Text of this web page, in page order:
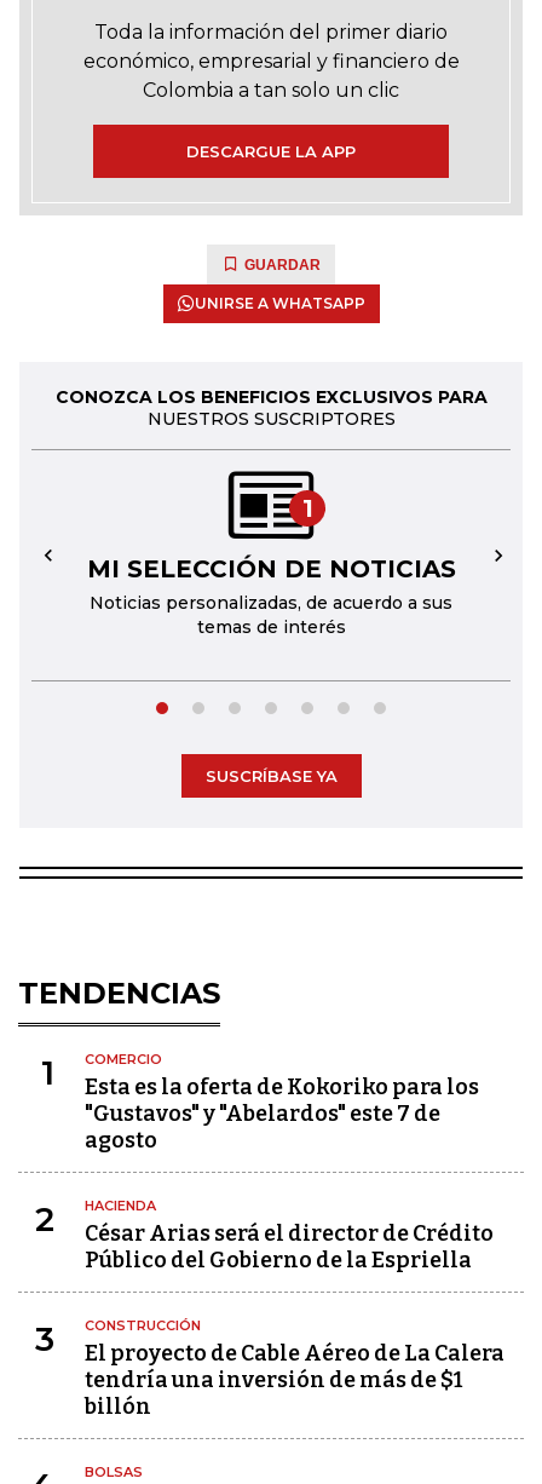
Toda la información del primer diario
económico, empresarial y financiero de
Colombia a tan solo un clic
DESCARGUE LA APP
GUARDAR
UNIRSE A WHATSAPP
CONOZCA LOS BENEFICIOS EXCLUSIVOS PARA
NUESTROS SUSCRIPTORES
1
MI SELECCIÓN DE NOTICIAS
Noticias personalizadas, de acuerdo a sus
temas de interés
← →
SUSCRÍBASE YA
TENDENCIAS
1 COMERCIO
Esta es la oferta de Kokoriko para los
"Gustavos" y "Abelardos" este 7 de
agosto
2 HACIENDA
César Arias será el director de Crédito
Público del Gobierno de la Espriella
3 CONSTRUCCIÓN
El proyecto de Cable Aéreo de La Calera
tendría una inversión de más de $1
billón
BOLSAS